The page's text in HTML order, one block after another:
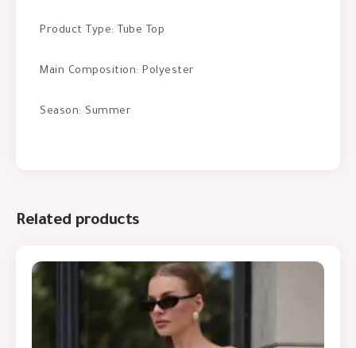
Product Type: Tube Top
Main Composition: Polyester
Season: Summer
Related products